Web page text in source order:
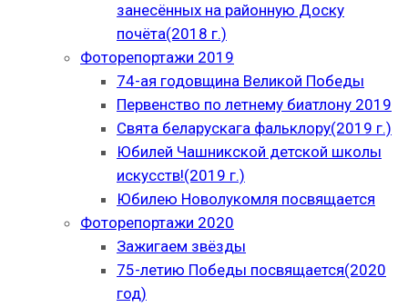
занесённых на районную Доску
почёта(2018 г.)
Фоторепортажи 2019
74-ая годовщина Великой Победы
Первенство по летнему биатлону 2019
Свята беларускага фальклору(2019 г.)
Юбилей Чашникской детской школы
искусств!(2019 г.)
Юбилею Новолукомля посвящается
Фоторепортажи 2020
Зажигаем звёзды
75-летию Победы посвящается(2020
год)